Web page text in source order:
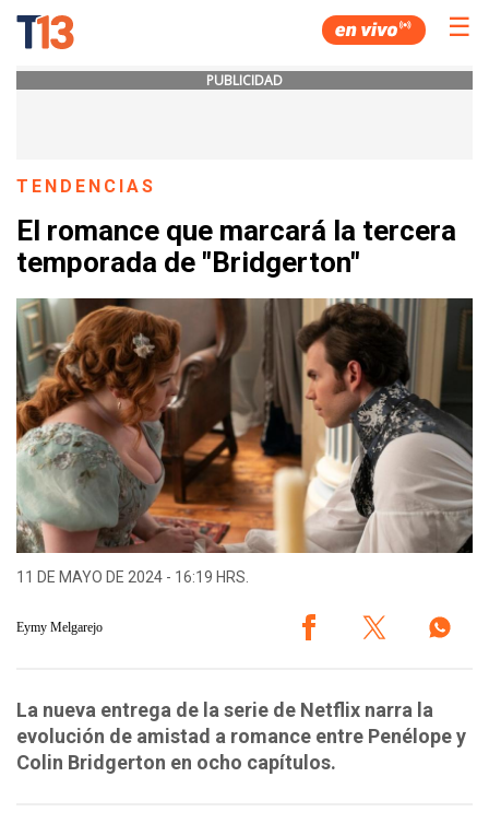
☰
PUBLICIDAD
TENDENCIAS
El romance que marcará la tercera
temporada de "Bridgerton"
11 DE MAYO DE 2024 - 16:19 HRS.
Eymy Melgarejo
La nueva entrega de la serie de Netflix narra la
evolución de amistad a romance entre Penélope y
Colin Bridgerton en ocho capítulos.